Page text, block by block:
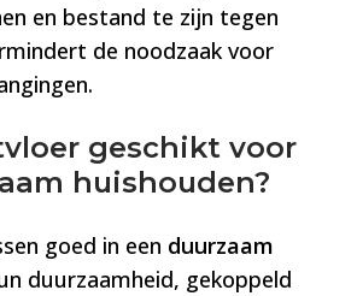
en bestand te zijn tegen
de noodzaak voor
geschikt voor
huishouden?
goed in een duurzaam
duurzaamheid, gekoppeld